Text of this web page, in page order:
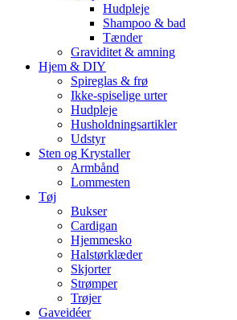
Hudpleje
Shampoo & bad
Tænder
Graviditet & amning
Hjem & DIY
Spireglas & frø
Ikke-spiselige urter
Hudpleje
Husholdningsartikler
Udstyr
Sten og Krystaller
Armbånd
Lommesten
Tøj
Bukser
Cardigan
Hjemmesko
Halstørklæder
Skjorter
Strømper
Trøjer
Gaveidéer